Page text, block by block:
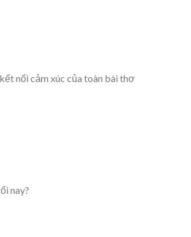
nối cảm xúc của toàn bài thơ
nay?